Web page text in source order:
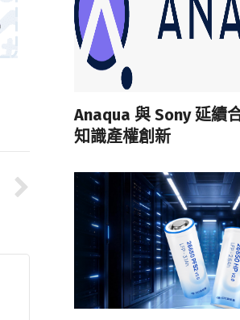
Anaqua 與 Sony 延續
知識產權創新